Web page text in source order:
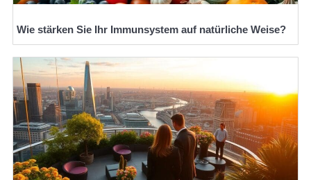
Wie stärken Sie Ihr Immunsystem auf natürliche Weise?